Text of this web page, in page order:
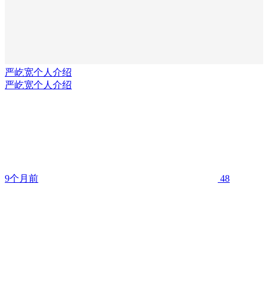
严屹宽个人介绍
严屹宽个人介绍
9个月前 48